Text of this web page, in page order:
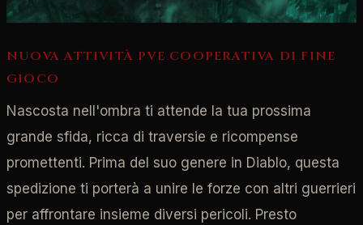
NUOVA ATTIVITÀ PVE COOPERATIVA DI FINE
GIOCO
Nascosta nell'ombra ti attende la tua prossima
grande sfida, ricca di traversie e ricompense
promettenti. Prima del suo genere in Diablo, questa
spedizione ti porterà a unire le forze con altri guerrieri
per affrontare insieme diversi pericoli. Presto